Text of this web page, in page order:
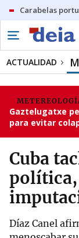
Carabelas
ACTUALIDAD
Gaztelugatxe
para evitar
Cuba
política,
Díaz Canel